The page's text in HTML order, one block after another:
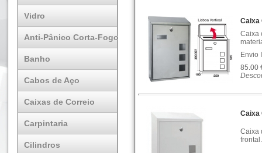
Vidro
Anti-Pânico Corta-Fogo
Banho
Cabos de Aço
Caixas de Correio
Carpintaria
Cilindros
Caixa
Caixa
Envio
85.00
Caixa
Caixa